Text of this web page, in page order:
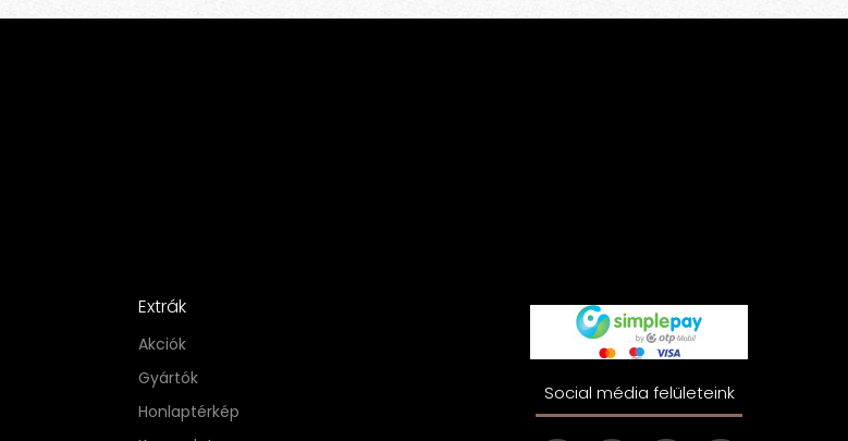
Extrák
Akciók
Gyártók
Honlaptérkép
Social média felületeink